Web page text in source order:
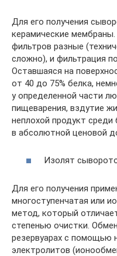
Для его получения
керамические
фильтров разные
сложно), и фильтрация
Оставшаяся на
от 40 до 75% белка,
у определенной части
пищеварения, вздутие
неплохой продукт
в абсолютной ценовой
Изолят
Для его получения
многоступенчатая или
метод, который
степенью очистки.
резервуарах с помощью
электролитов